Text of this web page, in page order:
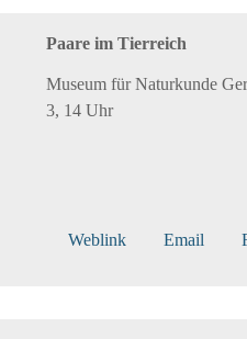
Paare im Tierreich
Museum für Naturkunde
3, 14 Uhr
Weblink Email